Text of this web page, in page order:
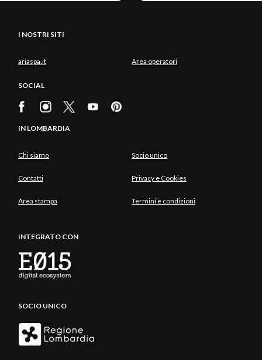
I NOSTRI SITI
ariaspa.it Area operatori
SOCIAL
IN LOMBARDIA
Chi siamo Socio unico
Contatti Privacy e Cookies
Area stampa Termini e condizioni
INTEGRATO CON
SOCIO UNICO